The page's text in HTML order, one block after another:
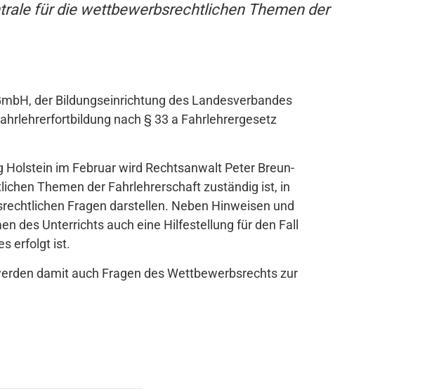
für die wettbewerbsrechtlichen Themen der
der Bildungseinrichtung des Landesverbandes
nach § 33 a Fahrlehrergesetz
im Februar wird Rechtsanwalt Peter Breun-
Themen der Fahrlehrerschaft zuständig ist, in
Fragen darstellen. Neben Hinweisen und
des Unterrichts auch eine Hilfestellung für den Fall
erfolgt ist.
damit auch Fragen des Wettbewerbsrechts zur